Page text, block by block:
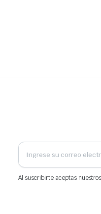
Al suscribirte aceptas